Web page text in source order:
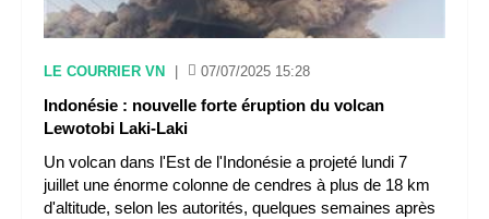
LE COURRIER VN 07/07/2025 15:28
Indonésie : nouvelle forte éruption du volcan
Lewotobi Laki-Laki
Un volcan dans l'Est de l'Indonésie a projeté lundi 7
juillet une énorme colonne de cendres à plus de 18 km
d'altitude, selon les autorités, quelques semaines après